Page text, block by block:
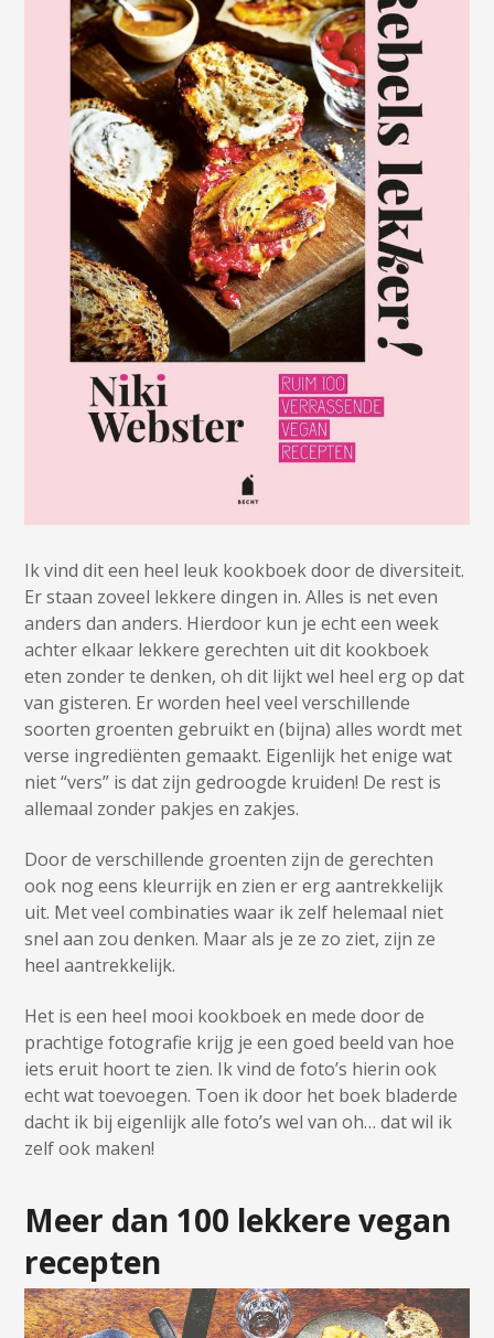
Ik vind dit een heel leuk kookboek door de diversiteit.
Er staan zoveel lekkere dingen in. Alles is net even
anders dan anders. Hierdoor kun je echt een week
achter elkaar lekkere gerechten uit dit kookboek
eten zonder te denken, oh dit lijkt wel heel erg op dat
van gisteren. Er worden heel veel verschillende
soorten groenten gebruikt en (bijna) alles wordt met
verse ingrediënten gemaakt. Eigenlijk het enige wat
niet “vers” is dat zijn gedroogde kruiden! De rest is
allemaal zonder pakjes en zakjes.
Door de verschillende groenten zijn de gerechten
ook nog eens kleurrijk en zien er erg aantrekkelijk
uit. Met veel combinaties waar ik zelf helemaal niet
snel aan zou denken. Maar als je ze zo ziet, zijn ze
heel aantrekkelijk.
Het is een heel mooi kookboek en mede door de
prachtige fotografie krijg je een goed beeld van hoe
iets eruit hoort te zien. Ik vind de foto’s hierin ook
echt wat toevoegen. Toen ik door het boek bladerde
dacht ik bij eigenlijk alle foto’s wel van oh… dat wil ik
zelf ook maken!
Meer dan 100 lekkere vegan
recepten